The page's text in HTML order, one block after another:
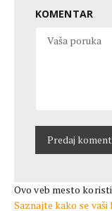
KOMENTAR
Ovo veb mesto
Saznajte kako se